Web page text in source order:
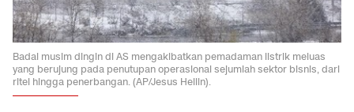
Badai musim dingin di AS mengakibatkan pemadaman listrik meluas
yang berujung pada penutupan operasional sejumlah sektor bisnis, dari
ritel hingga penerbangan. (AP/Jesus Hellin).